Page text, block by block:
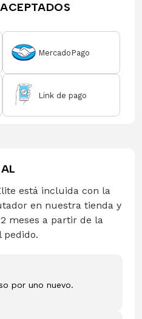
MercadoPago
Link de pago
está incluida con la
en nuestra tienda y
meses a partir de la
pedido.
por uno nuevo.